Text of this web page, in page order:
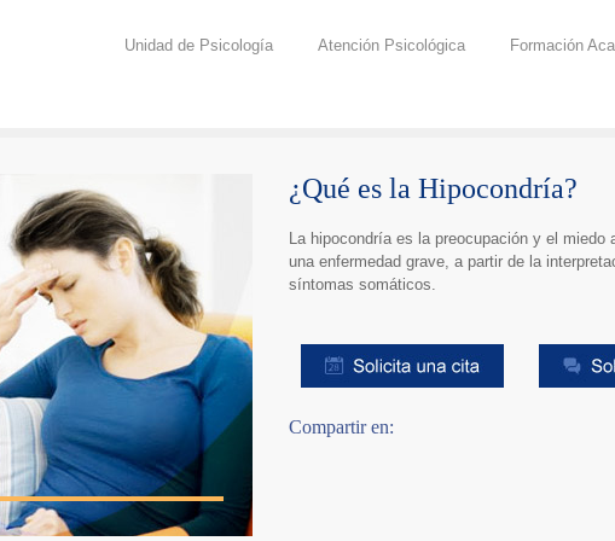
Unidad de Psicología Atención Psicológica Formación
¿Qué es la Hipocondría?
La hipocondría es la preocupación y el miedo
una enfermedad grave, a partir de la
síntomas somáticos.
Compartir en: